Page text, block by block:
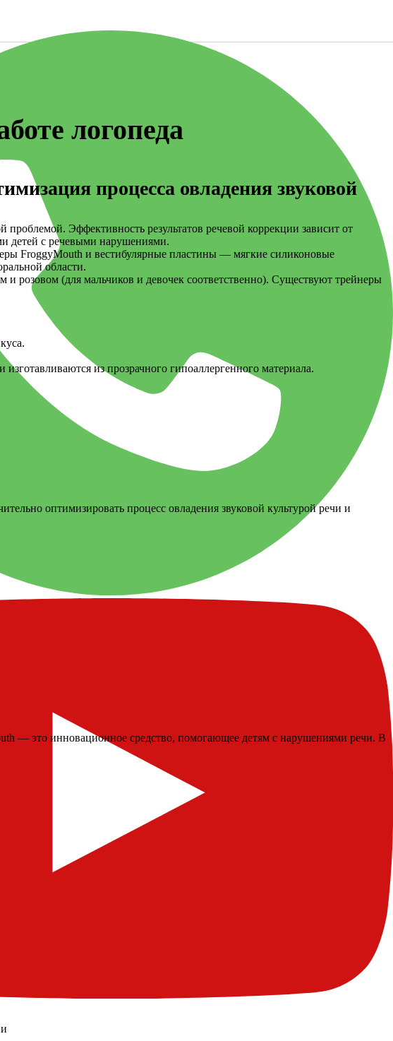
логопеда
процесса овладения звуковой
проблемой. Эффективность результатов речевой коррекции зависит от
детей с речевыми нарушениями.
FroggyMouth и вестибулярные пластины — мягкие силиконовые
области.
розовом (для мальчиков и девочек соответственно). Существуют трейнеры
из прозрачного гипоаллергенного материала.
оптимизировать процесс овладения звуковой культурой речи и
— это инновационное средство, помогающее детям с нарушениями речи. В